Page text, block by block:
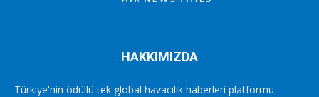
HAKKIMIZDA
Türkiye'nin ödüllü tek global havacılık haberleri platformu